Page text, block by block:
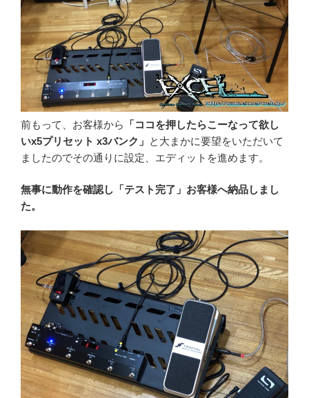
前もって、お客様から
「ココを押したらこーなって欲し
いx5プリセット x3バンク」 と大まかに要望をいただいて
ましたのでその通りに設定、エディットを進めます。
無事に動作を確認し「テスト完了」お客様へ納品しまし
た。